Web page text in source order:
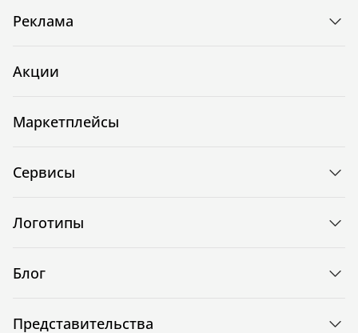
Реклама
Акции
Маркетплейсы
Сервисы
Логотипы
Блог
Представительства